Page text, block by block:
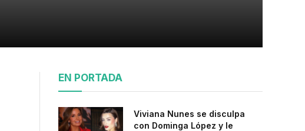
EN PORTADA
Viviana Nunes se disculpa
con Dominga López y le